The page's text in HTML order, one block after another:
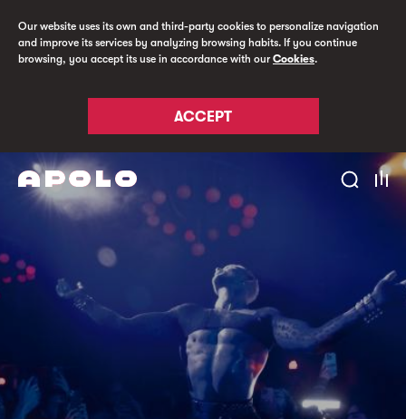
Our website uses its own and third-party cookies to personalize navigation
and improve its services by analyzing browsing habits. If you continue
browsing, you accept its use in accordance with ourCookies.
ACCEPT